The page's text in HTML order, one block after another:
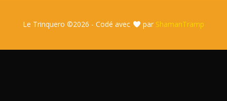
Le Trinquero ©2026 - Codé avec par ShamanTramp